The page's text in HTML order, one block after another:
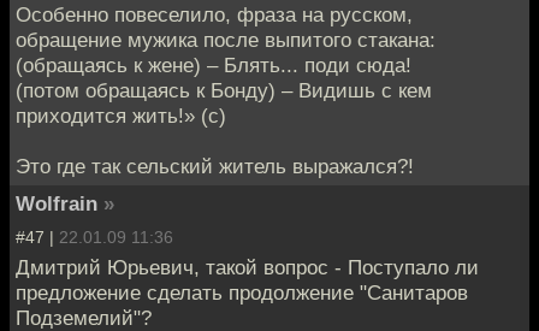
Особенно повеселило, фраза на русском,
обращение мужика после выпитого стакана:
(обращаясь к жене) – Блять... поди сюда!
(потом обращаясь к Бонду) – Видишь с кем
приходится жить!» (с)
Это где так сельский житель выражался?!
Wolfrain »
#47 | 22.01.09 11:36
Дмитрий Юрьевич, такой вопрос - Поступало ли
предложение сделать продолжение "Санитаров
Подземелий"?